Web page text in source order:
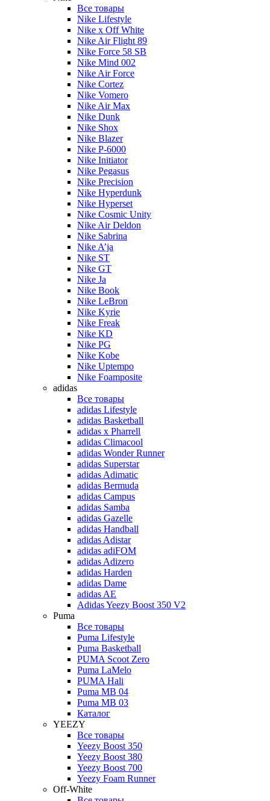
Все товары
Nike Lifestyle
Nike x Off White
Nike Air Flight 89
Nike Force 58 SB
Nike Mind 002
Nike Air Force
Nike Cortez
Nike Vomero
Nike Air Max
Nike Dunk
Nike Shox
Nike Blazer
Nike P-6000
Nike Initiator
Nike Pegasus
Nike Precision
Nike Hyperdunk
Nike Hyperset
Nike Cosmic Unity
Nike Air Deldon
Nike Sabrina
Nike A’ja
Nike ST
Nike GT
Nike Ja
Nike Book
Nike LeBron
Nike Kyrie
Nike Freak
Nike KD
Nike PG
Nike Kobe
Nike Uptempo
Nike Foamposite
adidas
Все товары
adidas Lifestyle
adidas Basketball
adidas x Pharrell
adidas Climacool
adidas Wonder Runner
adidas Superstar
adidas Adimatic
adidas Bermuda
adidas Campus
adidas Samba
adidas Gazelle
adidas Handball
adidas Adistar
adidas adiFOM
adidas Adizero
adidas Harden
adidas Dame
adidas AE
Adidas Yeezy Boost 350 V2
Puma
Все товары
Puma Lifestyle
Puma Basketball
PUMA Scoot Zero
Puma LaMelo
PUMA Hali
Puma MB 04
Puma MB 03
Каталог
YEEZY
Все товары
Yeezy Boost 350
Yeezy Boost 380
Yeezy Boost 700
Yeezy Foam Runner
Off-White